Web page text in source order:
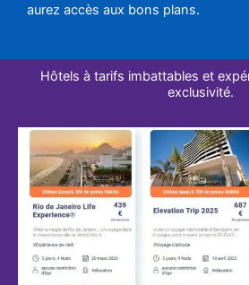
aurez accès aux bons plans.
Hôtels à tarifs imbattables et
exclusivité.